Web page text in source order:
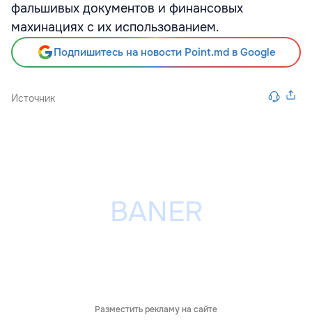
фальшивых документов и финансовых
махинациях с их использованием.
Подпишитесь на новости Point.md в Google
Источник
Разместить рекламу на сайте